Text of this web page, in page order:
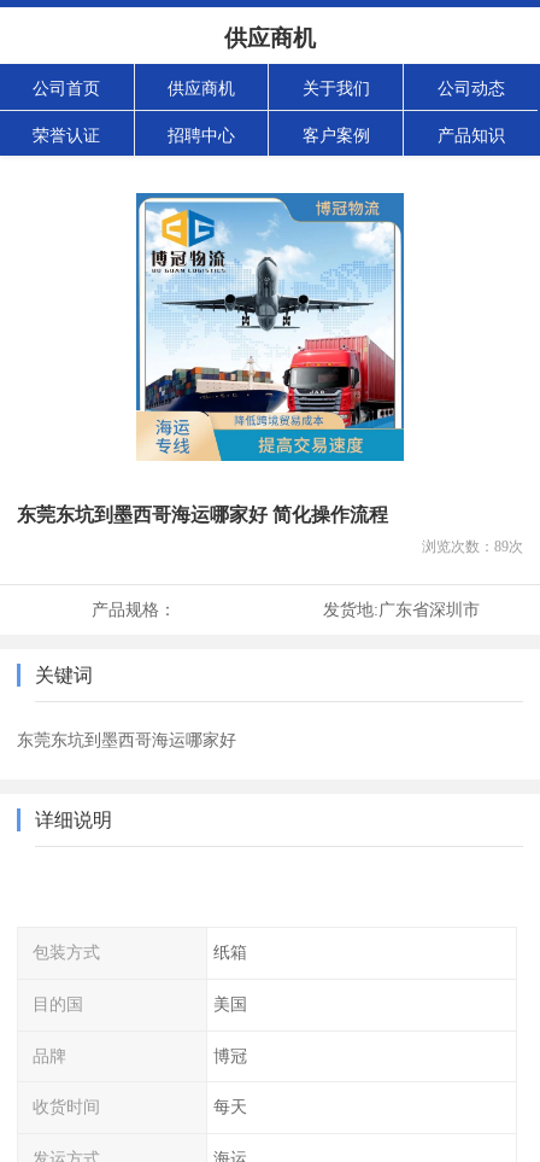
供应商机
公司首页 供应商机 关于我们 公司动态
荣誉认证 招聘中心 客户案例 产品知识
东莞东坑到墨西哥海运哪家好 简化操作流程
浏览次数： 89次
产品规格： 发货地:广东省深圳市
关键词
东莞东坑到墨西哥海运哪家好
详细说明
包装方式 纸箱
目的国 美国
品牌 博冠
收货时间 每天